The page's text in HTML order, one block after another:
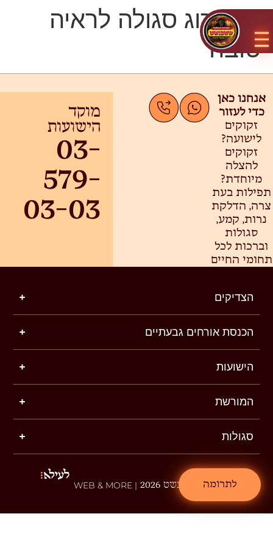
האתרוג סגולה לראיה
טובה
אנחנו כאן
כדי לעזור
זקוקים
לישועה?
זקוקים
להצלה
מיוחדת?
תפילות בעת
צרה, הדלקת
נרות, קמע,
סגולות
וברכות לכל
תחומי החיים
מוקד
הישועות
03-
579-
03-03
הצדיקים
הכנסת אורחים גבעתיים
הישועות
המורשת
סגולות
שטפנשט 2026 | WEB & MORE לתרומה